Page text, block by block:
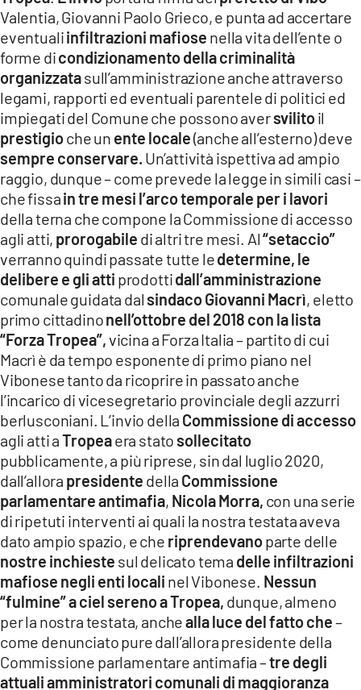
COSENZACHANNEL.IT
ILVIBONESE.IT
CATANZAROCHANNEL.IT
LACAPITALENEWS.IT
App
ANDROID
APPLE
Valentia, Giovanni Paolo Grieco, e punta ad accertare
eventualiinfiltrazioni mafiose nella vita dell’ente o
forme dicondizionamento della criminalità
organizzatasull’amministrazione anche attraverso
legami, rapporti ed eventuali parentele di politici ed
impiegati del Comune che possono aversvilitoil
prestigioche un ente locale(anche all’esterno) deve
sempre conservare. Un’attività ispettiva ad ampio
raggio, dunque – come prevede la legge in simili casi –
che fissain tre mesi l’arco temporale per i lavori
della terna che compone la Commissione di accesso
agli atti, prorogabile di altri tre mesi. Al“setaccio”
verranno quindi passate tutte ledetermine, le
delibere e gli atti prodottidall’amministrazione
comunale guidata dal sindaco Giovanni Macrì, eletto
primo cittadinonell’ottobre del 2018 con la lista
“Forza Tropea”,vicina a Forza Italia – partito di cui
Macrì è da tempo esponente di primo piano nel
Vibonese tanto da ricoprire in passato anche
l’incarico di vicesegretario provinciale degli azzurri
berlusconiani. L’invio della Commissione di accesso
agli atti aTropeaera stato sollecitato
pubblicamente, a più riprese, sin dal luglio 2020,
dall’allora presidente della Commissione
parlamentare antimafia, Nicola Morra, con una serie
di ripetuti interventi ai quali la nostra testata aveva
dato ampio spazio, e che riprendevanoparte delle
nostre inchieste sul delicato tema delle infiltrazioni
mafiose negli enti locali nel Vibonese. Nessun
“fulmine” a ciel sereno a Tropea, dunque, almeno
per la nostra testata, anchealla luce del fatto che–
come denunciato pure dall’allora presidente della
Commissione parlamentare antimafia –tre degli
attuali amministratori comunali di maggioranza